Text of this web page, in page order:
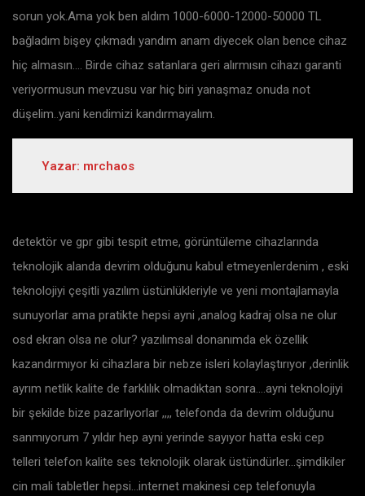
sorun yok.Ama yok ben aldım 1000-6000-12000-50000 TL
bağladım bişey çıkmadı yandım anam diyecek olan bence cihaz
hiç almasın…. Birde cihaz satanlara geri alırmısın cihazı garanti
veriyormusun mevzusu var hiç biri yanaşmaz onuda not
düşelim..yani kendimizi kandırmayalım.
Yazar: mrchaos
detektör ve gpr gibi tespit etme, görüntüleme cihazlarında
teknolojik alanda devrim olduğunu kabul etmeyenlerdenim , eski
teknolojiyi çeşitli yazılım üstünlükleriyle ve yeni montajlamayla
sunuyorlar ama pratikte hepsi ayni ,analog kadraj olsa ne olur
osd ekran olsa ne olur? yazılımsal donanımda ek özellik
kazandırmıyor ki cihazlara bir nebze isleri kolaylaştırıyor ,derinlik
ayrım netlik kalite de farklılık olmadıktan sonra….ayni teknolojiyi
bir şekilde bize pazarlıyorlar ,,,, telefonda da devrim olduğunu
sanmıyorum 7 yıldır hep ayni yerinde sayıyor hatta eski cep
telleri telefon kalite ses teknolojik olarak üstündürler…şimdikiler
cin mali tabletler hepsi…internet makinesi cep telefonuyla